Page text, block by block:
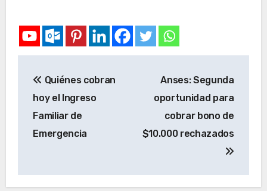
Quiénes cobran
hoy el Ingreso
Familiar de
Emergencia
Anses: Segunda
oportunidad para
cobrar bono de
$10.000 rechazados